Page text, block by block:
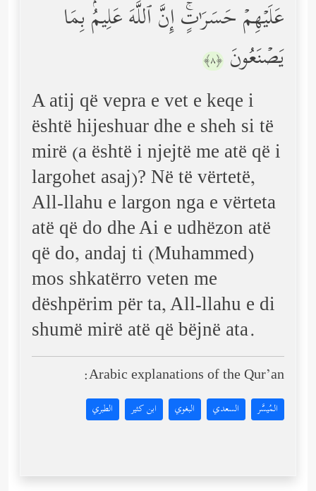
عَلَیۡهِمۡ حَسَرَ ٰ⁠تٍۚ إِنَّ ٱللَّهَ عَلِیمُۢ بِمَا
یَصۡنَعُونَ ﴿٨﴾
A atij që vepra e vet e keqe i
është hijeshuar dhe e sheh si të
mirë (a është i njejtë me atë që i
largohet asaj)? Në të vërtetë,
All-llahu e largon nga e vërteta
atë që do dhe Ai e udhëzon atë
që do, andaj ti (Muhammed)
mos shkatërro veten me
dëshpërim për ta, All-llahu e di
shumë mirë atë që bëjnë ata.
Arabic explanations of the Qur’an:
المُيسَّر السعدي البغوي ابن كثير الطبري